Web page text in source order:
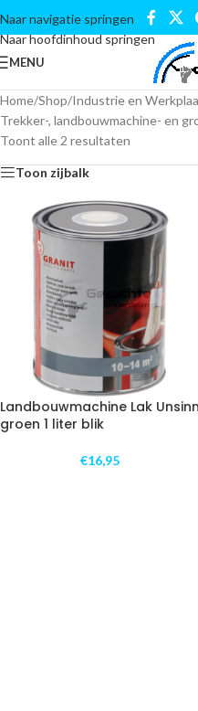
Naar navigatie springen
Naar hoofdinhoud springen
MENU
Home/Shop/Industrie en
Trekker-, landbouwmachine- en
Toont alle 2 resultaten
Toon zijbalk
Landbouwmachine Lak Unsinn
groen 1 liter blik
€16,95